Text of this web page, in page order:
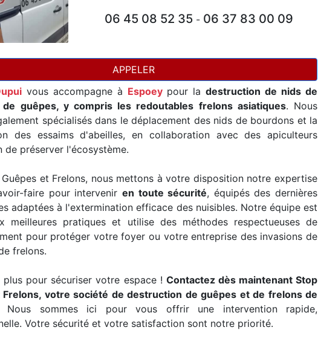
06 45 08 52 35 - 06 37 83 00 09
APPELER
vous accompagne à Espoeypour ladestruction de nids de
guêpes, y compris les redoutables frelons asiatiques. Nous
spécialisés dans le déplacement des nids de bourdons et la
des essaims d'abeilles, en collaboration avec des apiculteurs
de préserver l'écosystème.
et Frelons, nous mettons à votre disposition notre expertise
faire pour intervenir en toute sécurité, équipés des dernières
adaptées à l'extermination efficace des nuisibles. Notre équipe est
meilleures pratiques et utilise des méthodes respectueuses de
pour protéger votre foyer ou votre entreprise des invasions de
frelons.
plus pour sécuriser votre espace ! Contactez dès maintenant Stop
Frelons, votre société de destruction de guêpes et de frelons de
Nous sommes ici pour vous offrir une intervention rapide,
Votre sécurité et votre satisfaction sont notre priorité.